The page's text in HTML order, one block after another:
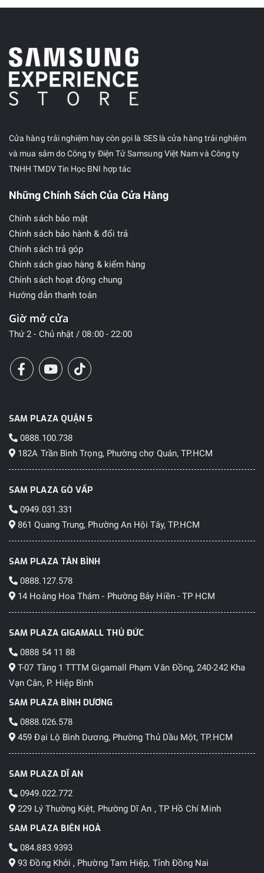
Cửa hàng trải nghiệm hay còn gọi là SES là cửa hàng trải nghiệm
và mua sắm do Công ty Điện Tử Samsung Việt Nam và Công ty
TNHH TMDV Tin Học BNI hợp tác
Những Chính Sách Của Cửa Hàng
Chính sách bảo mật
Chính sách bảo hành & đổi trả
Chính sách trả góp
Chính sách giao hàng & kiểm hàng
Chính sách hoạt động chung
Hướng dẫn thanh toán
Giờ mở cửa
Thứ 2 - Chủ nhật / 08:00 - 22:00
SAM PLAZA QUẬN 5
0888.100.738
182A Trần Bình Trọng, Phường chợ Quán, TP.HCM
SAM PLAZA GÒ VẤP
0949.031.331
861 Quang Trung, Phường An Hội Tây, TP.HCM
SAM PLAZA TÂN BÌNH
0888.127.578
14 Hoàng Hoa Thám - Phường Bảy Hiền - TP HCM
SAM PLAZA GIGAMALL THỦ ĐỨC
0888 54 11 88
T-07 Tầng 1 TTTM Gigamall Phạm Văn Đồng, 240-242 Kha
Vạn Cân, P. Hiệp Bình
SAM PLAZA BÌNH DƯƠNG
0888.026.578
459 Đại Lộ Bình Dương, Phường Thủ Dầu Một, TP.HCM
SAM PLAZA DĨ AN
0949.022.772
229 Lý Thường Kiệt, Phường Dĩ An , TP Hồ Chí Minh
SAM PLAZA BIÊN HOÀ
084.883.9393
93 Đồng Khởi , Phường Tam Hiệp, Tỉnh Đồng Nai